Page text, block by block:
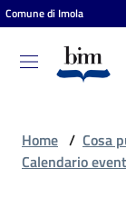
Vai al contenuto
Vai alla navigazione
Vai al footer
Comune di Imola
Home / Cosa
Calendario